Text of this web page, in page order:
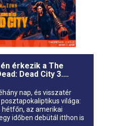
érkezik a The
Dead City 3.
nap, és visszatér
világa:
hétfőn, az amerikai
időben debütál itthon is